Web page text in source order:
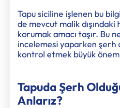
Tapu siciline işlenen bu
de mevcut malik
korumak amacı taşır. Bu
incelemesi yaparken şerh
kontrol etmek büyük önem
Tapuda Şerh
Anlarız?